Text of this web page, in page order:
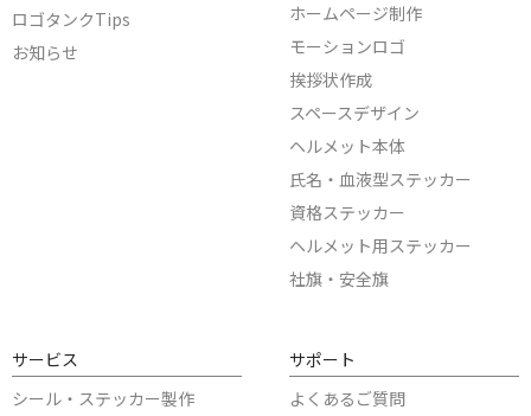
ロゴタンクTips
お知らせ
ホームページ制作
モーションロゴ
挨拶状作成
スペースデザイン
ヘルメット本体
氏名・血液型ステッカー
資格ステッカー
ヘルメット用ステッカー
社旗・安全旗
サービス
シール・ステッカー製作
サポート
よくあるご質問